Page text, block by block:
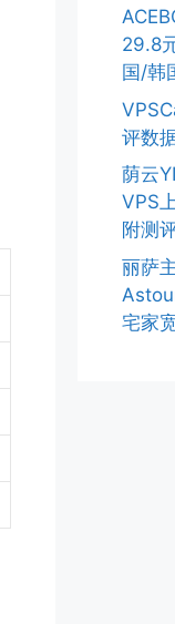
29.8
国/韩
评数
荫云
VPS
附测
丽萨
宅家